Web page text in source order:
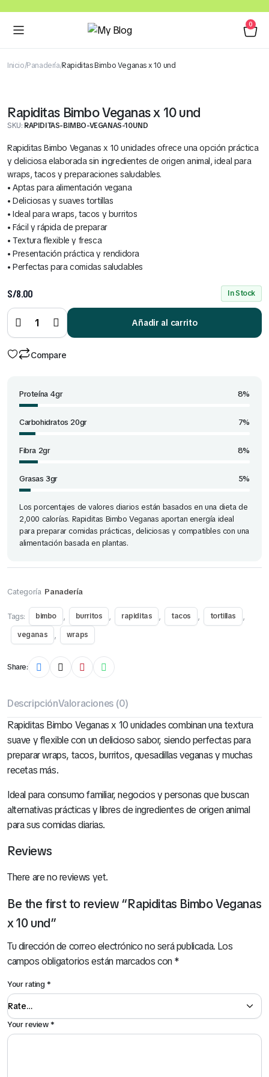
0
Inicio Panadería Rapiditas Bimbo Veganas x 10 und
Rapiditas Bimbo Veganas x 10 und
SKU: RAPIDITAS-BIMBO-VEGANAS-10UND
Rapiditas Bimbo Veganas x 10 unidades ofrece una opción práctica
y deliciosa elaborada sin ingredientes de origen animal, ideal para
wraps, tacos y preparaciones saludables.
• Aptas para alimentación vegana
• Deliciosas y suaves tortillas
• Ideal para wraps, tacos y burritos
• Fácil y rápida de preparar
• Textura flexible y fresca
• Presentación práctica y rendidora
• Perfectas para comidas saludables
S/8.00 In Stock
Rapiditas
Bimbo
Veganas
x 10 und
quantity
Añadir al carrito
Compare
Proteína 4gr 8%
Carbohidratos 20gr 7%
Fibra 2gr 8%
Grasas 3gr 5%
Los porcentajes de valores diarios están basados en una dieta de
2,000 calorías. Rapiditas Bimbo Veganas aportan energía ideal
para preparar comidas prácticas, deliciosas y compatibles con una
alimentación basada en plantas.
Categoría Panadería
Tags: bimbo , burritos , rapiditas , tacos , tortillas ,
veganas , wraps
Share:
DescripciónValoraciones (0)
Rapiditas Bimbo Veganas x 10 unidades combinan una textura
suave y flexible con un delicioso sabor, siendo perfectas para
preparar wraps, tacos, burritos, quesadillas veganas y muchas
recetas más.
Ideal para consumo familiar, negocios y personas que buscan
alternativas prácticas y libres de ingredientes de origen animal
para sus comidas diarias.
Reviews
There are no reviews yet.
Be the first to review “Rapiditas Bimbo Veganas
x 10 und”
Tu dirección de correo electrónico no será publicada. Los
campos obligatorios están marcados con*
Your rating*
Your review*